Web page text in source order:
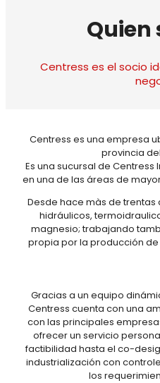
Quien
Centress es el socio
Centress es una empresa
provincia
Es una sucursal de Centress
en una de las áreas de
Desde hace màs de
hidráulicos,
magnesio; trabajando
propia por la producción
Gracias a un equipo
Centress cuenta con una
con las principales
ofrecer un servicio
factibilidad hasta el co-
industrialización con
los